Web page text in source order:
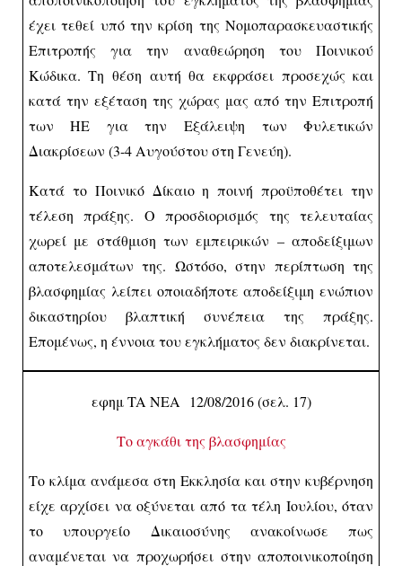
έχει τεθεί υπό την κρίση της Νομοπαρασκευαστικής
Επιτροπής για την αναθεώρηση του Ποινικού
Κώδικα. Τη θέση αυτή θα εκφράσει προσεχώς και
κατά την εξέταση της χώρας μας από την Επιτροπή
των ΗΕ για την Εξάλειψη των Φυλετικών
Διακρίσεων (3-4 Αυγούστου στη Γενεύη).
Κατά το Ποινικό Δίκαιο η ποινή προϋποθέτει την
τέλεση πράξης. Ο προσδιορισμός της τελευταίας
χωρεί με στάθμιση των εμπειρικών – αποδείξιμων
αποτελεσμάτων της. Ωστόσο, στην περίπτωση της
βλασφημίας λείπει οποιαδήποτε αποδείξιμη ενώπιον
δικαστηρίου βλαπτική συνέπεια της πράξης.
Επομένως, η έννοια του εγκλήματος δεν διακρίνεται.
εφημ TA ΝΕΑ 12/08/2016 (σελ. 17)
Το αγκάθι της βλασφημίας
Το κλίμα ανάμεσα στη Εκκλησία και στην κυβέρνηση
είχε αρχίσει να οξύνεται από τα τέλη Ιουλίου, όταν
το υπουργείο Δικαιοσύνης ανακοίνωσε πως
αναμένεται να προχωρήσει στην αποποινικοποίηση